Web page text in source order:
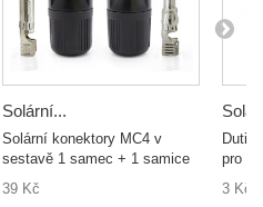
Solární...
Solární konektory MC4 v
sestavě 1 samec + 1 samice
39 Kč
pro
3 Kč